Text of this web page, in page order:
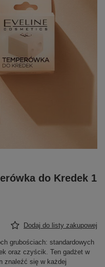
do Kredek 1
Dodaj do listy zakupowej
grubościach: standardowych
oraz czyścik. Ten gadżet w
znaleźć się w każdej